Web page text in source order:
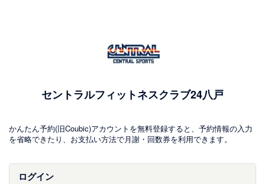
セントラルフィットネスクラブ24八戸
かんたん予約(旧Coubic)アカウントを無料登録すると、予約情報の入力
を省略できたり、お支払い方法で月謝・回数券を利用できます。
ログイン